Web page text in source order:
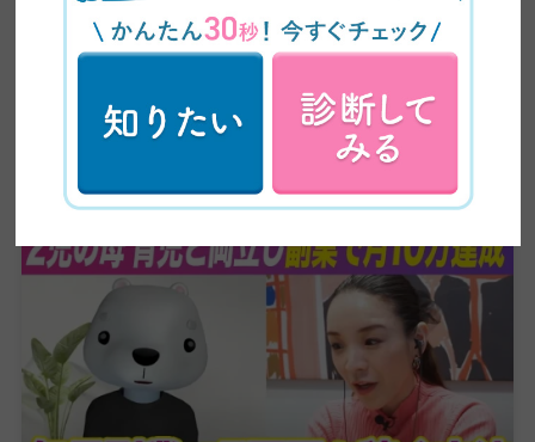
5ヶ月で60万円の副業収入を稼いだ方法を大公開！紹
介が止まらない売り込み術がやばい